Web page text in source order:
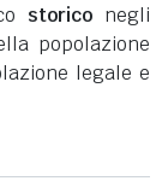
storico negli
popolazione
legale e